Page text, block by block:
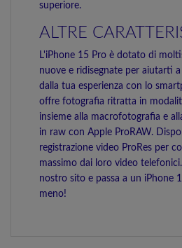
superiore.
ALTRE
L'iPhone 15 Pro è dotato di
nuove e ridisegnate per aiutarti
dalla tua esperienza con lo
offre fotografia ritratta in
insieme alla macrofotografia e
in raw con Apple ProRAW.
registrazione video ProRes per
massimo dai loro video
nostro sito e passa a un iPhone
meno!